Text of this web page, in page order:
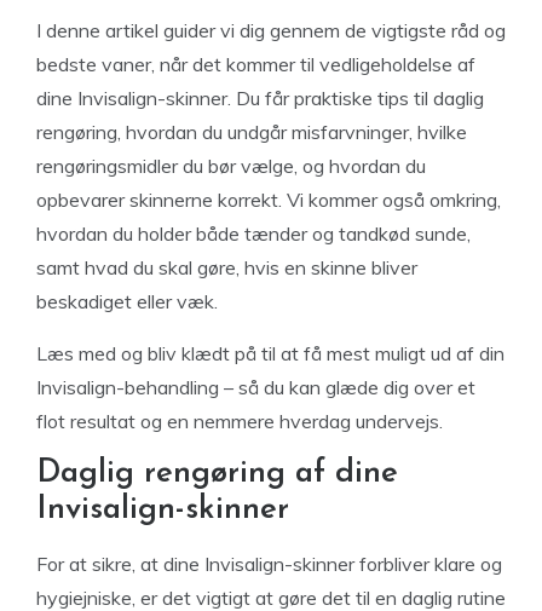
I denne artikel guider vi dig gennem de vigtigste råd og
bedste vaner, når det kommer til vedligeholdelse af
dine Invisalign-skinner. Du får praktiske tips til daglig
rengøring, hvordan du undgår misfarvninger, hvilke
rengøringsmidler du bør vælge, og hvordan du
opbevarer skinnerne korrekt. Vi kommer også omkring,
hvordan du holder både tænder og tandkød sunde,
samt hvad du skal gøre, hvis en skinne bliver
beskadiget eller væk.
Læs med og bliv klædt på til at få mest muligt ud af din
Invisalign-behandling – så du kan glæde dig over et
flot resultat og en nemmere hverdag undervejs.
Daglig rengøring af dine
Invisalign-skinner
For at sikre, at dine Invisalign-skinner forbliver klare og
hygiejniske, er det vigtigt at gøre det til en daglig rutine